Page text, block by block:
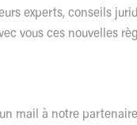
experts, conseils
vous ces nouvelles
mail à notre partenaire